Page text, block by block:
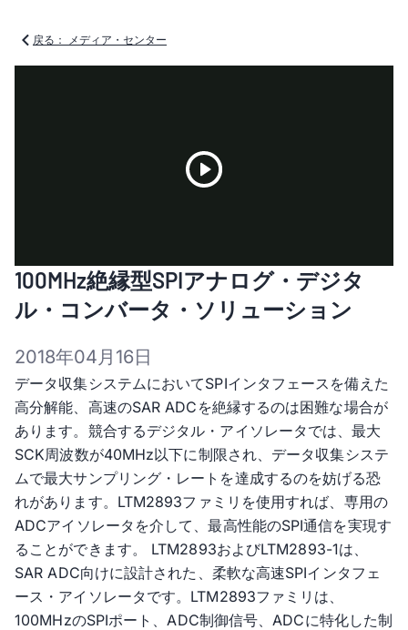
戻る： メディア・センター
Video
100MHz絶縁型SPIアナログ・デジタ
ル・コンバータ・ソリューション
2018年04月16日
データ収集システムにおいてSPIインタフェースを備えた
高分解能、高速のSAR ADCを絶縁するのは困難な場合が
あります。競合するデジタル・アイソレータでは、最大
SCK周波数が40MHz以下に制限され、データ収集システ
ムで最大サンプリング・レートを達成するのを妨げる恐
れがあります。LTM2893ファミリを使用すれば、専用の
ADCアイソレータを介して、最高性能のSPI通信を実現す
ることができます。 LTM2893およびLTM2893-1は、
SAR ADC向けに設計された、柔軟な高速SPIインタフェ
ース・アイソレータです。LTM2893ファミリは、
100MHzのSPIポート、ADC制御信号、ADCに特化した制